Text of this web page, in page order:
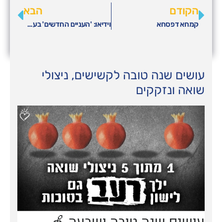
הקודם
קמחא דפסחא
הבא
וידיאו: 'העניים החדשים' בעקבות הקורונה
עושים שנה טובה לקשישים, ניצולי
שואה ונזקקים